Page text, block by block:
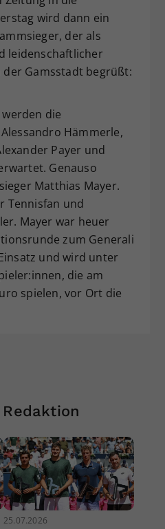
wird dann ein
der als
leidenschaftlicher
Gamsstadt begrüßt:
die
Hämmerle,
Payer und
Genauso
Matthias Mayer.
Tennisfan und
Mayer war heuer
zum Generali
und wird unter
die am
spielen, vor Ort die
25.07.2026